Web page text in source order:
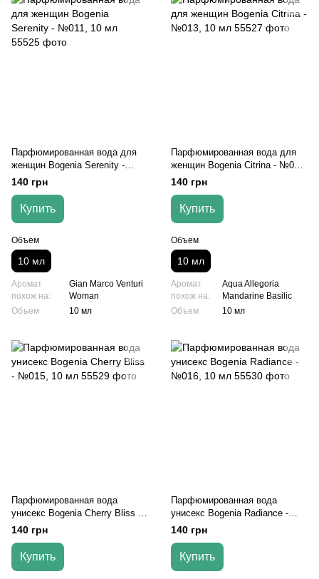
Парфюмированная вода для
женщин Bogenia Serenity -
№011, 10 мл
140 грн
Купить
Объем
10 мл
Аромат
похож на:
Gian Marco Venturi
Woman
Объем
10 мл
Парфюмированная вода для
женщин Bogenia Citrina - №013,
10 мл
140 грн
Купить
Объем
10 мл
Аромат
похож на:
Aqua Allegoria
Mandarine Basilic
Объем
10 мл
Парфюмированная вода
унисекс Bogenia Cherry Bliss -
№015, 10 мл
140 грн
Купить
Парфюмированная вода
унисекс Bogenia Radiance -
№016, 10 мл
140 грн
Купить